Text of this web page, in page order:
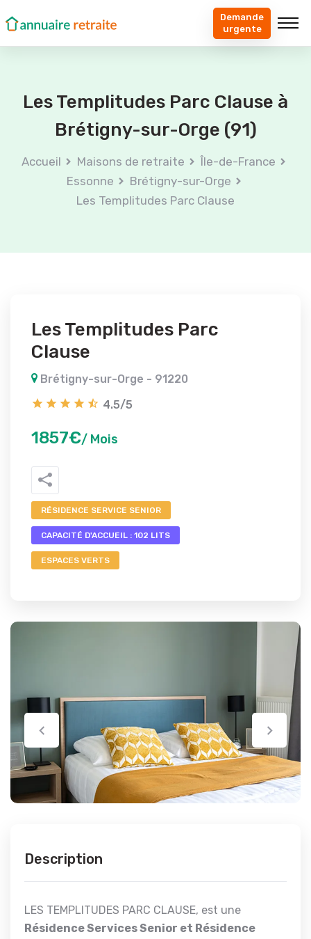
Demande
urgente
Les Templitudes Parc Clause à
Brétigny-sur-Orge (91)
Accueil Maisons de retraite
Île-de-France
Essonne
Brétigny-sur-Orge
Les Templitudes Parc Clause
Les Templitudes Parc
Clause
Brétigny-sur-Orge - 91220
4.5/5
1857€/ Mois
RÉSIDENCE SERVICE SENIOR
CAPACITÉ D'ACCUEIL : 102 LITS
ESPACES VERTS
Description
LES TEMPLITUDES PARC CLAUSE, est une
Résidence Services Senior et Résidence